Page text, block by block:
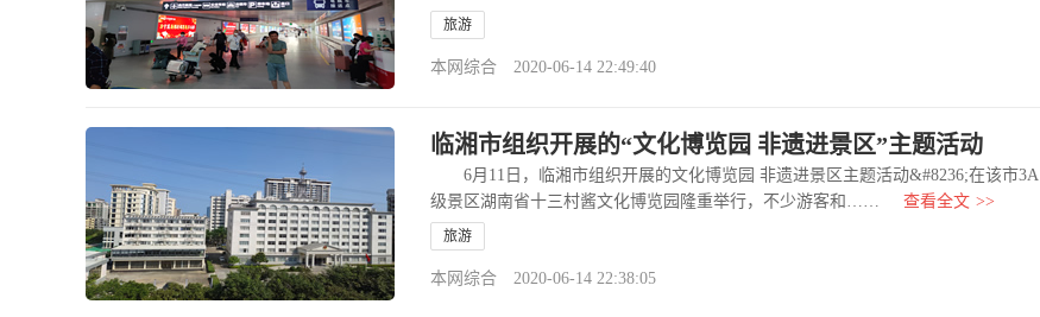
旅游
本网综合 2020-06-14 22:49:40
临湘市组织开展的“文化博览园 非遗进景区”主题活动‬
6月11日，临湘市组织开展的文化博览园 非遗进景区主题活动&#8236;在该市3A
级景区湖南省十三村酱文化博览园隆重举行，不少游客和……
查看全文 >>
旅游
本网综合 2020-06-14 22:38:05